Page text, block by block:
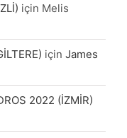
için Melis
için James
2022 (İZMİR)